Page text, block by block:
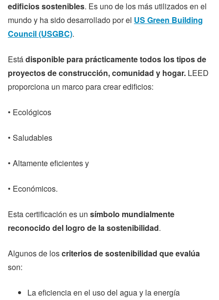
edificios sostenibles. Es uno de los más utilizados en el
mundo y ha sido desarrollado por el US Green Building
Council (USGBC).
Estádisponible para prácticamente todos los tipos de
proyectos de construcción, comunidad y hogar. LEED
proporciona un marco para crear edificios:
• Ecológicos
• Saludables
• Altamente eficientes y
• Económicos.
Esta certificación es un símbolo mundialmente
reconocido del logro de la sostenibilidad.
Algunos de loscriterios de sostenibilidad que evalúa
son:
La eficiencia en el uso del agua y la energía